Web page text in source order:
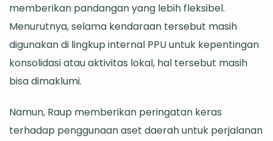
memberikan pandangan yang lebih fleksibel.
Menurutnya, selama kendaraan tersebut masih
digunakan di lingkup internal PPU untuk kepentingan
konsolidasi atau aktivitas lokal, hal tersebut masih
bisa dimaklumi.
Namun, Raup memberikan peringatan keras
terhadap penggunaan aset daerah untuk perjalanan